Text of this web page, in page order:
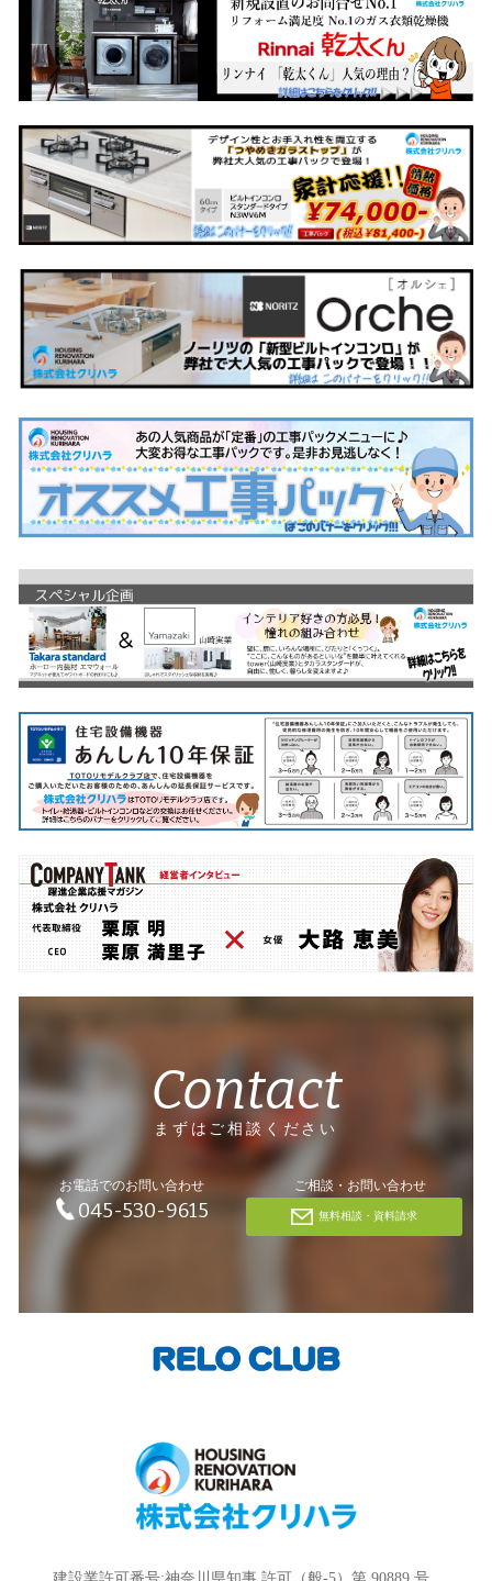
Contact
まずはご相談ください
お電話でのお問い合わせ
045-530-9615
ご相談・お問い合わせ
無料相談・資料請求